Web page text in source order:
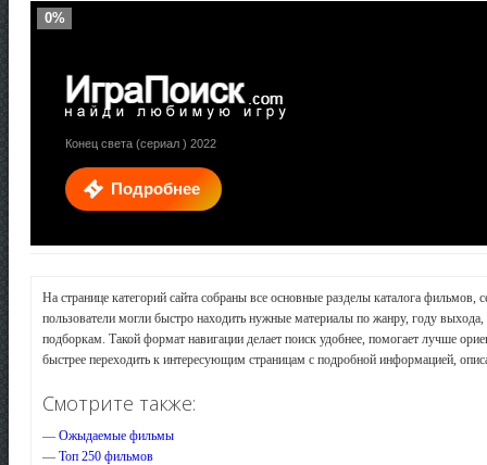
Подробнее
0%
Конец света (сериал ) 2022
На странице категорий сайта собраны все основные разделы каталога фильмов,
пользователи могли быстро находить нужные материалы по жанру, году выхода,
подборкам. Такой формат навигации делает поиск удобнее, помогает лучше
быстрее переходить к интересующим страницам с подробной информацией,
Смотрите также:
— Ожыдаемые фильмы
— Топ 250 фильмов